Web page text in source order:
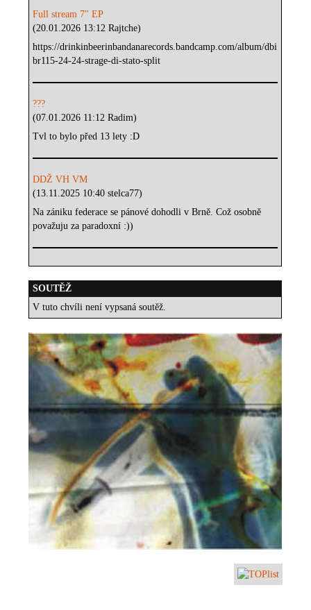
Full stream 7" EP
(20.01.2026 13:12 Rajtche)
https://drinkinbeerinbandanarecords.bandcamp.com/album/dbi
br115-24-24-strage-di-stato-split
???
(07.01.2026 11:12 Radim)
Tvl to bylo před 13 lety :D
DDŽ VH VM
(13.11.2025 10:40 stelca77)
Na zániku federace se pánové dohodli v Brně. Což osobně
považuju za paradoxní :))
SOUTĚŽ
V tuto chvíli není vypsaná soutěž.